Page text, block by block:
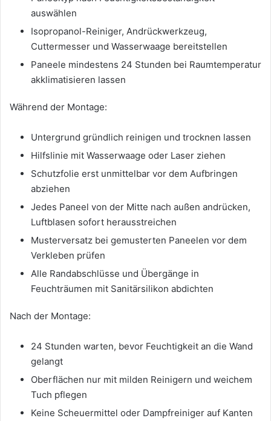
auswählen
Isopropanol-Reiniger, Andrückwerkzeug,
Cuttermesser und Wasserwaage bereitstellen
Paneele mindestens 24 Stunden bei Raumtemperatur
akklimatisieren lassen
Während der Montage:
Untergrund gründlich reinigen und trocknen lassen
Hilfslinie mit Wasserwaage oder Laser ziehen
Schutzfolie erst unmittelbar vor dem Aufbringen
abziehen
Jedes Paneel von der Mitte nach außen andrücken,
Luftblasen sofort herausstreichen
Musterversatz bei gemusterten Paneelen vor dem
Verkleben prüfen
Alle Randabschlüsse und Übergänge in
Feuchträumen mit Sanitärsilikon abdichten
Nach der Montage:
24 Stunden warten, bevor Feuchtigkeit an die Wand
gelangt
Oberflächen nur mit milden Reinigern und weichem
Tuch pflegen
Keine Scheuermittel oder Dampfreiniger auf Kanten